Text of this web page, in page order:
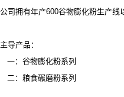
公司拥有年产600谷物膨化粉生产线
主导产品：
一：谷物膨化粉系列
二：粮食碾磨粉系列